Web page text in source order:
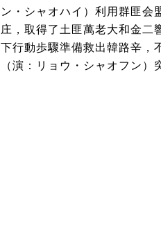
ン・シャオハイ）利用群匪会
庄，取得了土匪萬老大和金二
下行動歩驟準備救出韓路辛，
（演：リョウ・シャオフン